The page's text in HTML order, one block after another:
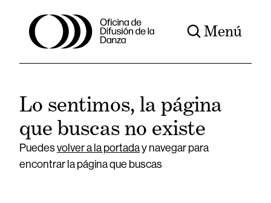
Menú
Lo sentimos, la página
que buscas no existe
Puedesvolver a la portaday navegar para
encontrar la página que buscas